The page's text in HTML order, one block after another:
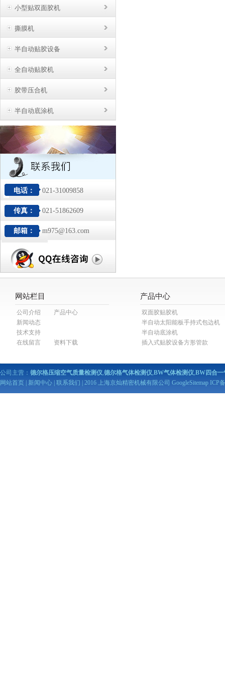
小型贴双面胶机
撕膜机
半自动贴胶设备
全自动贴胶机
胶带压合机
半自动底涂机
电话： 021-31009858
传真： 021-51862609
邮箱： m975@163.com
网站栏目
公司介绍
产品中心
新闻动态
技术支持
在线留言
资料下载
产品中心
双面胶贴胶机
半自动太阳能板手持式包边机
半自动底涂机
插入式贴胶设备方形管款
公司主营： 德尔格压缩空气质量检测仪,德尔格气体检测仪,BW气体检测仪,BW四合一
网站首页
新闻中心 联系我们 | 2016 上海京灿精密机械有限公司 GoogleSitemap ICP